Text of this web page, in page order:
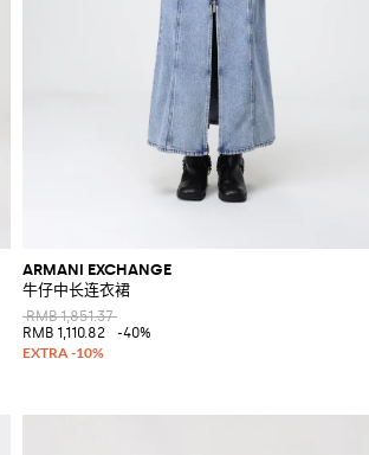
ARMANI EXCHANGE
牛仔中长连衣裙
RMB 1,851.37
RMB 1,110.82
-40%